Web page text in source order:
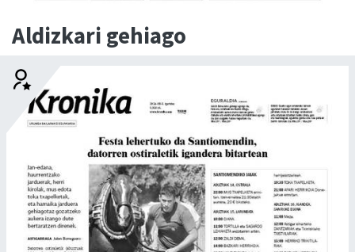
Aldizkari gehiago